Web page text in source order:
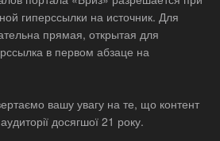
гиперссылки на источник. Для
прямая, открытая для
в первом абзаце на
вашу увагу на те, що контент
досягшої 21 року.